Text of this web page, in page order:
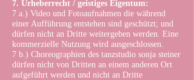
7. Urheberrecht / geistiges Eigentum:
7 a.) Video und Fotoaufnahmen die während
einer Aufführung entstehen sind geschützt; und
dürfen nicht an Dritte weitergeben werden. Eine
kommerzielle Nutzung wird ausgeschlossen.
7 b.) Choreographien des tanzstudio sonja steiner
dürfen nicht von Dritten an einem anderen Ort
aufgeführt werden und nicht an Dritte